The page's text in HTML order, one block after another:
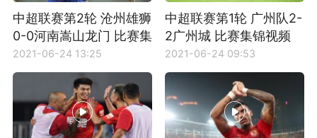
中超联赛第2轮 沧州雄狮
0-0河南嵩山龙门 比赛集
锦视频
2021-06-24 13:25
中超联赛第1轮 广州队2-
2广州城 比赛集锦视频
2021-06-24 09:53